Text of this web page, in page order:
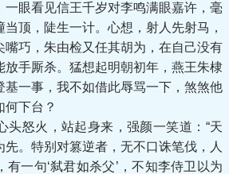
眼看见信王千岁对李鸣满眼嘉许，毫
顶，陡生一计。心想，射人先射马，
嘴巧，朱由检又任其胡为，在自己没有
放手厮杀。猛想起明朝初年，燕王朱棣
基一事，我不如借此辱骂一下，煞煞他
何下台？
怒火，站起身来，强颜一笑道：“天
。特别对篡逆者，无不口诛笔伐，人
一句‘弑君如杀父’，不知李侍卫以为